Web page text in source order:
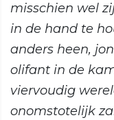
misschien wel
in de hand te
anders heen,
olifant in de
viervoudig
onomstotelijk